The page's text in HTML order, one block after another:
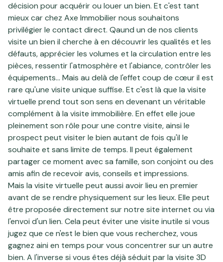
décision pour acquérir ou louer un bien. Et c'est tant
mieux car chez Axe Immobilier nous souhaitons
privilégier le contact direct. Qaund un de nos clients
visite un bien il cherche à en découvrir les qualités et les
défauts, apprécier les volumes et la circulation entre les
pièces, ressentir l'atmosphère et l'abiance, contrôler les
équipements... Mais au delà de l'effet coup de cœur il est
rare qu'une visite unique suffise. Et c'est là que la visite
virtuelle prend tout son sens en devenant un véritable
complément à la visite immobilière. En effet elle joue
pleinement son rôle pour une contre visite, ainsi le
prospect peut visiter le bien autant de fois qu'il le
souhaite et sans limite de temps. Il peut également
partager ce moment avec sa famille, son conjoint ou des
amis afin de recevoir avis, conseils et impressions.
Mais la visite virtuelle peut aussi avoir lieu en premier
avant de se rendre physiquement sur les lieux. Elle peut
être proposée directement sur notre site internet ou via
l'envoi d'un lien. Cela peut éviter une visite inutile si vous
jugez que ce n'est le bien que vous recherchez, vous
gagnez aini en temps pour vous concentrer sur un autre
bien. A l'inverse si vous êtes déjà séduit par la visite 3D